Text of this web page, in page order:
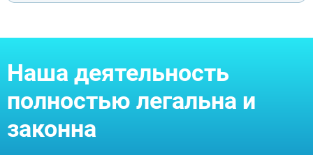
Наша деятельность
полностью легальна и
законна